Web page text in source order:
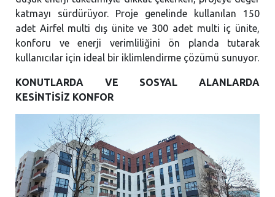
katmayı sürdürüyor. Proje genelinde kullanılan 150
adet Airfel multi dış ünite ve 300 adet multi iç ünite,
konforu ve enerji verimliliğini ön planda tutarak
kullanıcılar için ideal bir iklimlendirme çözümü sunuyor.
KONUTLARDA VE SOSYAL ALANLARDA
KESİNTİSİZ KONFOR